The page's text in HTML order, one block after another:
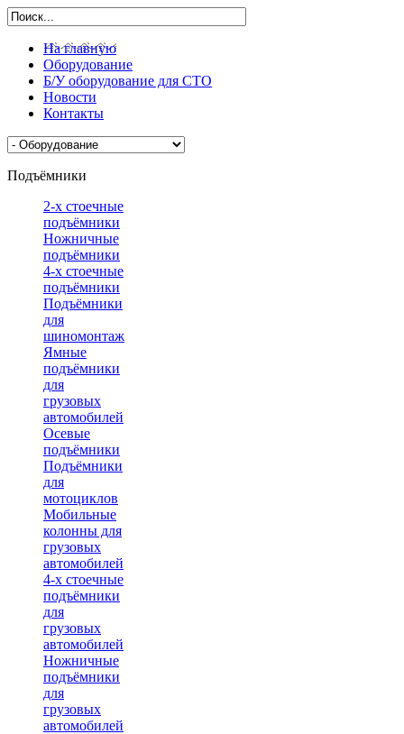
На главную
Оборудование
Б/У оборудование для СТО
Новости
Контакты
Подъёмники
2-х стоечные
подъёмники
Ножничные
подъёмники
4-х стоечные
подъёмники
Подъёмники
для
шиномонтажа
Ямные
подъёмники
для
грузовых
автомобилей
Осевые
подъёмники
Подъёмники
для
мотоциклов
Мобильные
колонны для
грузовых
автомобилей
4-х стоечные
подъёмники
для
грузовых
автомобилей
Ножничные
подъёмники
для
грузовых
автомобилей